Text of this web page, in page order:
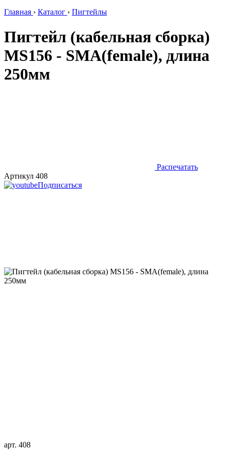
Главная › Каталог › Пигтейлы
Пигтейл (кабельная сборка)
MS156 - SMA(female), длина
250мм
Распечатать
Артикул 408
Подписаться
арт. 408